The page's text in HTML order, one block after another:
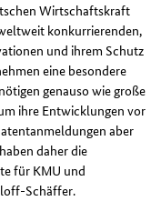
Wirtschaftskraft
konkurrierenden,
und ihrem Schutz
eine besondere
genauso wie große
ihre Entwicklungen vor
aber
daher die
für KMU und
Schäffer.